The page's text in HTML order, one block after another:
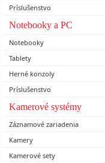
Príslušenstvo
Notebooky a PC
Notebooky
Tablety
Herné konzoly
Príslušenstvo
Kamerové systémy
Záznamové zariadenia
Kamery
Kamerové sety